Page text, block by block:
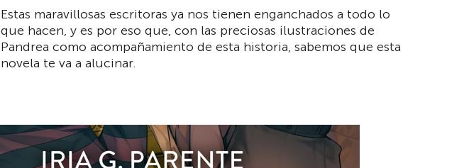
Estas maravillosas escritoras ya nos tienen enganchados a todo lo
que hacen, y es por eso que, con las preciosas ilustraciones de
Pandrea como acompañamiento de esta historia, sabemos que esta
novela te va a alucinar.